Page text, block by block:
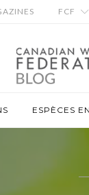
FCF
ESPÈCES